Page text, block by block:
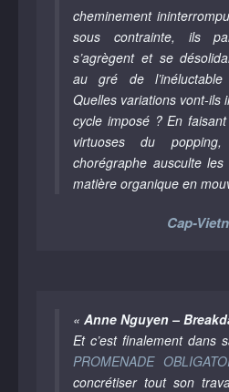
cheminement
sous contrainte, ils
s’agrègent et se
au gré de
Quelles variations vont-ils
cycle imposé ? En
virtuoses du
chorégraphe ausculte
matière organique en
Cap-
« Anne Nguyen –
Et c’est finalement dans
PROMENADE
concrétiser tout son